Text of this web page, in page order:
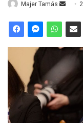
Majer Tamás
e
a